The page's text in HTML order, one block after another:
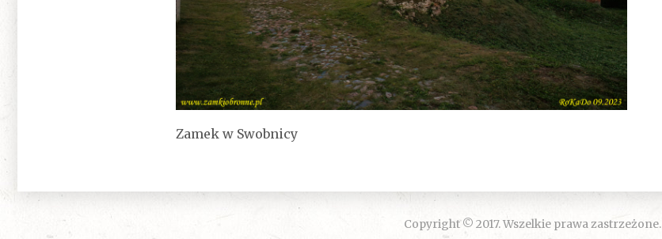
Zamek w Swobnicy
Copyright © 2017. Wszelkie prawa zastrzeżone.